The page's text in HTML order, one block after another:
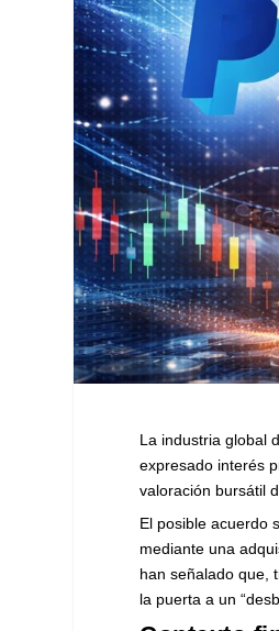
La industria global
expresado interés
valoración bursátil
El posible acuerdo
mediante una
han señalado que,
la puerta a un